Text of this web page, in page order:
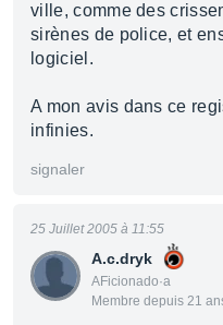
ville, comme des
sirènes de police, et
logiciel.
A mon avis dans ce
infinies.
signaler
A.c.dryk
AFicionado·a
Membre depuis 21
25 Juillet 2005 à 11:55